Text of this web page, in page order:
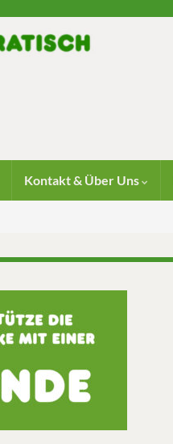
Kontakt & Über Uns